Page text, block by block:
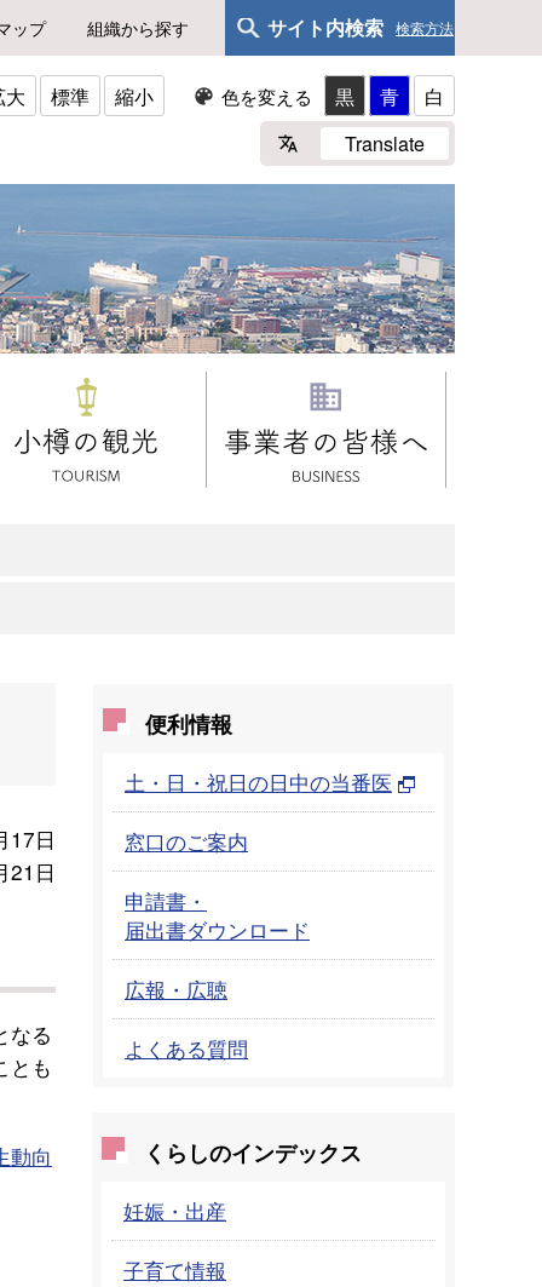
ップ 組織から探す サイト内検索 検索方法
大 標準 縮小 色を変える 黒 青
白
Translate
17日
21日
なる
とも
動向
便利情報
土・日・祝日の日中の当番医
窓口のご案内
申請書・
届出書ダウンロード
広報・広聴
よくある質問
くらしのインデックス
妊娠・出産
子育て情報